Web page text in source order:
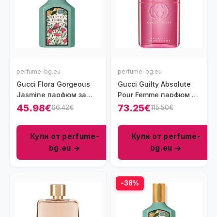
perfume-bg.eu
Gucci Flora Gorgeous
Jasmine парфюм за
жени 30 мл - EDP
45.98€66.42€
Купи от perfume-
bg.eu →
perfume-bg.eu
Gucci Guilty Absolute
Pour Femme парфюм за
жени 90 мл - EDP
73.25€115.50€
Купи от perfume-
bg.eu →
-38%